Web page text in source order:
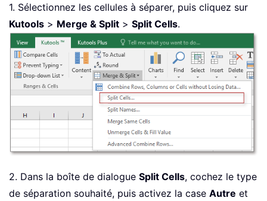
1. Sélectionnez les cellules à séparer, puis cliquez sur
Kutools > Merge & Split > Split Cells.
2. Dans la boîte de dialogue Split Cells, cochez le type
de séparation souhaité, puis activez la case Autre et